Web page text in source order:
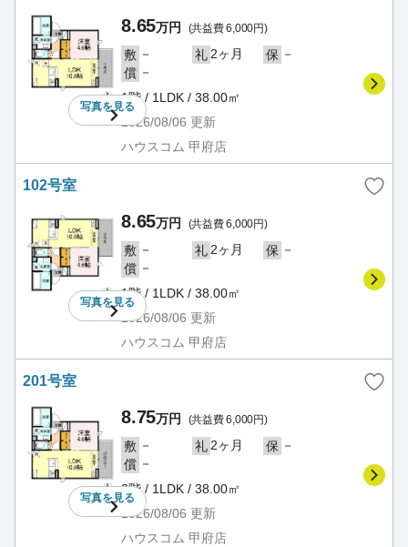
写真を見る
8.65万円 (共益費 6,000円)
敷 － 礼 2ヶ月 保 －
償 －
1階 / 1LDK / 38.00㎡
2026/08/06 更新
ハウスコム 甲府店
102号室
写真を見る
8.65万円 (共益費 6,000円)
敷 － 礼 2ヶ月 保 －
償 －
1階 / 1LDK / 38.00㎡
2026/08/06 更新
ハウスコム 甲府店
201号室
写真を見る
8.75万円 (共益費 6,000円)
敷 － 礼 2ヶ月 保 －
償 －
2階 / 1LDK / 38.00㎡
2026/08/06 更新
ハウスコム 甲府店